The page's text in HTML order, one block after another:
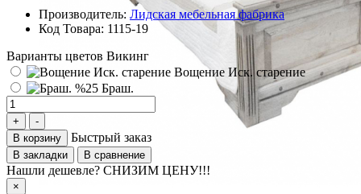
Производитель: Лидская мебельная фабрика
Код Товара: 1115-19
Варианты цветов Викинг
Вощение Иск. старение
Браш.
В корзину Быстрый заказ
В закладки В сравнение
Нашли дешевле? СНИЗИМ ЦЕНУ!!!
×